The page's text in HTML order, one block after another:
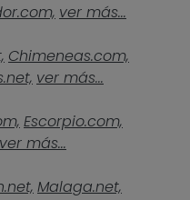
ver más...
Chimeneas.com,
ver más...
Escorpio.com,
ver más...
Malaga.net,